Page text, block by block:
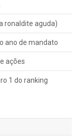
ronaldite aguda)
ano de mandato
ações
1 do ranking